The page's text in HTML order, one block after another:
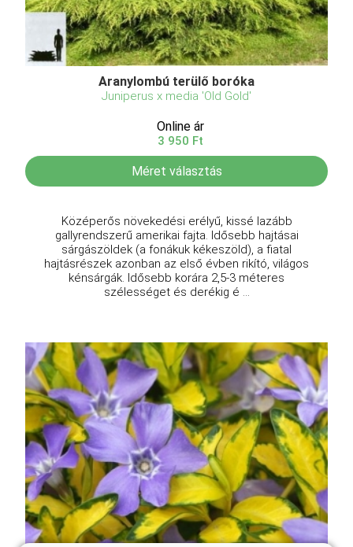
Aranylombú terülő boróka
Juniperus x media 'Old Gold'
Online ár
3 950 Ft
Méret választás
Középerős növekedési erélyű, kissé lazább
gallyrendszerű amerikai fajta. Idősebb hajtásai
sárgászöldek (a fonákuk kékeszöld), a fiatal
hajtásrészek azonban az első évben rikító, világos
kénsárgák. Idősebb korára 2,5-3 méteres
szélességet és derékig é ...